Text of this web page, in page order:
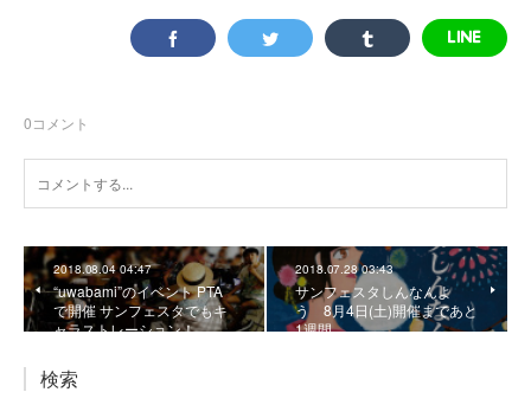
0コメント
2018.08.04 04:47
“uwabami”のイベント PTA
で開催 サンフェスタでもキ
ャラストレーション！
2018.07.28 03:43
サンフェスタしんなんよ
う 8月4日(土)開催まであと
1週間
検索